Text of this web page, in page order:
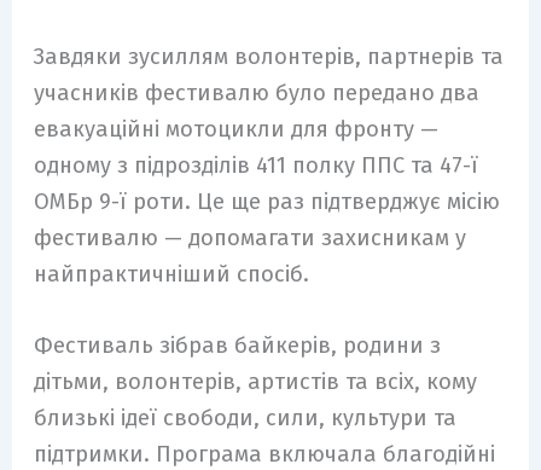
Завдяки зусиллям волонтерів, партнерів та
учасників фестивалю було передано два
евакуаційні мотоцикли для фронту —
одному з підрозділів 411 полку ППС та 47-ї
ОМБр 9-ї роти. Це ще раз підтверджує місію
фестивалю — допомагати захисникам у
найпрактичніший спосіб.
Фестиваль зібрав байкерів, родини з
дітьми, волонтерів, артистів та всіх, кому
близькі ідеї свободи, сили, культури та
підтримки. Програма включала благодійні